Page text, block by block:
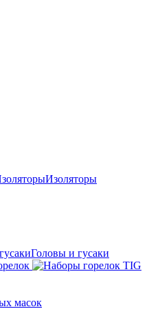
Изоляторы
Головы и гусаки
масок